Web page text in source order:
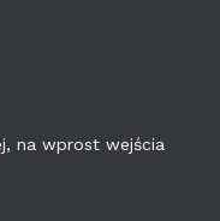
na wprost wejścia